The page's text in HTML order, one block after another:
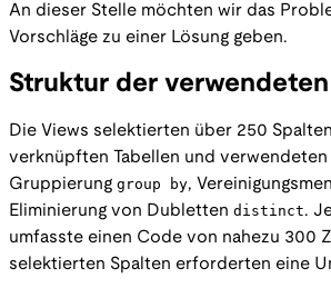
An dieser Stelle möchten wir das
Vorschläge zu einer Lösung geben.
Struktur der
Die Views selektierten über 250
verknüpften Tabellen und verwendeten
Gruppierung group by,
Eliminierung von Dubletten distinct.
umfasste einen Code von nahezu 300
selektierten Spalten erforderten eine